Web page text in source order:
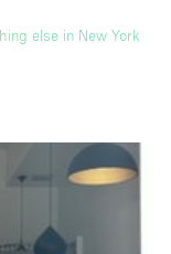
else in New York